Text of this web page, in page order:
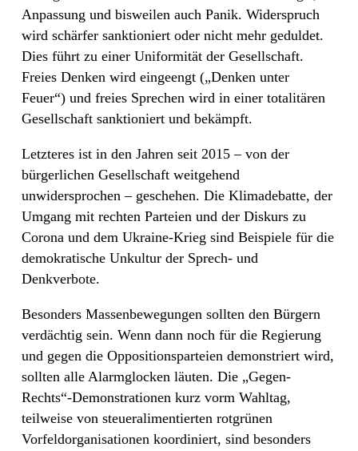
Anpassung und bisweilen auch Panik. Widerspruch
wird schärfer sanktioniert oder nicht mehr geduldet.
Dies führt zu einer Uniformität der Gesellschaft.
Freies Denken wird eingeengt („Denken unter
Feuer“) und freies Sprechen wird in einer totalitären
Gesellschaft sanktioniert und bekämpft.
Letzteres ist in den Jahren seit 2015 – von der
bürgerlichen Gesellschaft weitgehend
unwidersprochen – geschehen. Die Klimadebatte, der
Umgang mit rechten Parteien und der Diskurs zu
Corona und dem Ukraine-Krieg sind Beispiele für die
demokratische Unkultur der Sprech- und
Denkverbote.
Besonders Massenbewegungen sollten den Bürgern
verdächtig sein. Wenn dann noch für die Regierung
und gegen die Oppositionsparteien demonstriert wird,
sollten alle Alarmglocken läuten. Die „Gegen-
Rechts“-Demonstrationen kurz vorm Wahltag,
teilweise von steueralimentierten rotgrünen
Vorfeldorganisationen koordiniert, sind besonders